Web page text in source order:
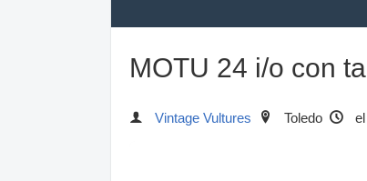
MOTU 24 i/o con
Vintage Vultures Toledo